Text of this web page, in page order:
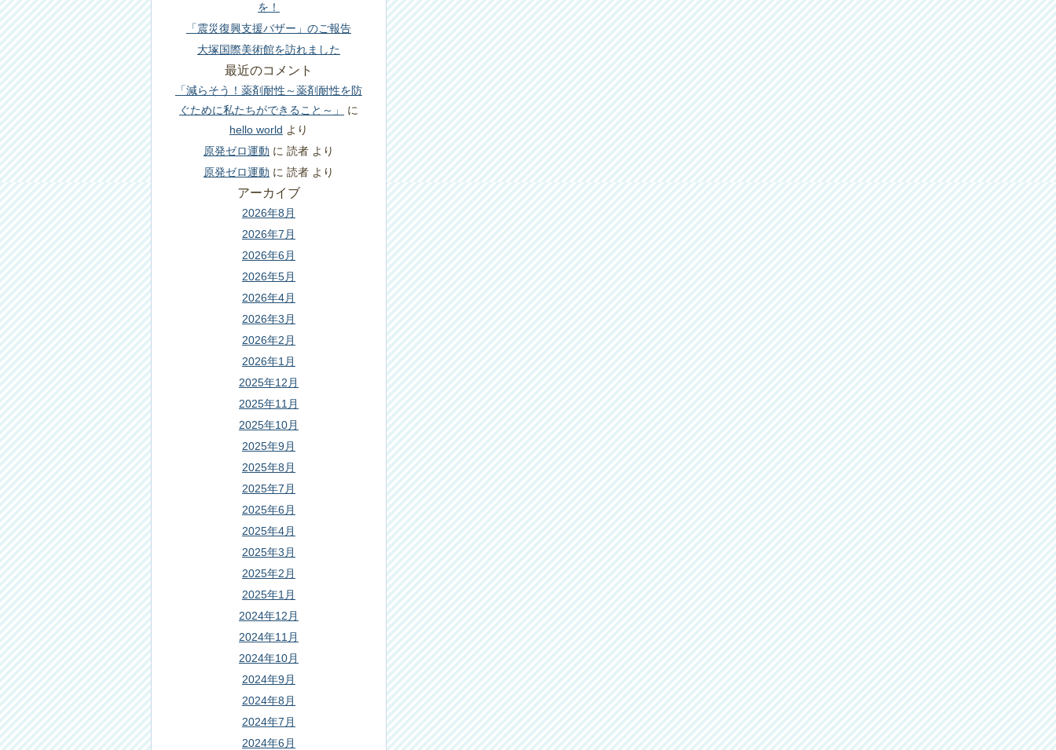
を！
「震災復興支援バザー」のご報告
大塚国際美術館を訪れました
最近のコメント
「減らそう！薬剤耐性～薬剤耐性を防
ぐために私たちができること～」
に
hello world より
原発ゼロ運動 に 読者 より
原発ゼロ運動 に 読者 より
アーカイブ
2026年8月
2026年7月
2026年6月
2026年5月
2026年4月
2026年3月
2026年2月
2026年1月
2025年12月
2025年11月
2025年10月
2025年9月
2025年8月
2025年7月
2025年6月
2025年4月
2025年3月
2025年2月
2025年1月
2024年12月
2024年11月
2024年10月
2024年9月
2024年8月
2024年7月
2024年6月